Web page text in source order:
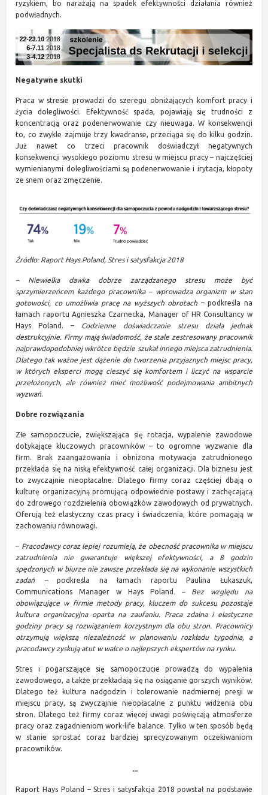
ryzykiem, bo narażają na spadek efektywności działania również
podwładnych.
Negatywne skutki
Praca w stresie prowadzi do szeregu obniżających komfort pracy i
życia dolegliwości. Efektywność spada, pojawiają się trudności z
koncentracją oraz podenerwowanie czy nieuwaga. W konsekwencji
to, co zwykle zajmuje trzy kwadranse, przeciąga się do kilku godzin.
Już nawet co trzeci pracownik doświadczył negatywnych
konsekwencji wysokiego poziomu stresu w miejscu pracy – najczęściej
wymienianymi dolegliwościami są podenerwowanie i irytacja, kłopoty
ze snem oraz zmęczenie.
Źródło: Raport Hays Poland, Stres i satysfakcja 2018
– Niewielka dawka dobrze zarządzanego stresu może być
sprzymierzeńcem każdego pracownika – wprowadza organizm w stan
gotowości, co umożliwia pracę na wyższych obrotach – podkreśla na
łamach raportu Agnieszka Czarnecka, Manager of HR Consultancy w
Hays Poland. – Codzienne doświadczanie stresu działa jednak
destrukcyjnie. Firmy mają świadomość, że stale zestresowany pracownik
najprawdopodobniej wkrótce będzie szukał innego miejsca zatrudnienia.
Dlatego tak ważne jest dążenie do tworzenia przyjaznych miejsc pracy,
w których eksperci mogą cieszyć się komfortem i liczyć na wsparcie
przełożonych, ale również mieć możliwość podejmowania ambitnych
wyzwań.
Dobre rozwiązania
Złe samopoczucie, zwiększająca się rotacja, wypalenie zawodowe
dotykające kluczowych pracowników – to ogromne wyzwanie dla
firm. Brak zaangażowania i obniżona motywacja zatrudnionego
przekłada się na niską efektywność całej organizacji. Dla biznesu jest
to zwyczajnie nieopłacalne. Dlatego firmy coraz częściej dbają o
kulturę organizacyjną promującą odpowiednie postawy i zachęcającą
do zdrowego rozdzielenia obowiązków zawodowych od prywatnych.
Oferują też elastyczny czas pracy i świadczenia, które pomagają w
zachowaniu równowagi.
– Pracodawcy coraz lepiej rozumieją, że obecność pracownika w miejscu
zatrudnienia nie gwarantuje większej efektywności, a 8 godzin
spędzonych w biurze nie zawsze przekłada się na wykonanie wszystkich
zadań –podkreśla na łamach raportu Paulina Łukaszuk,
Communications Manager w Hays Poland . – Bez względu na
obowiązujące w firmie metody pracy, kluczem do sukcesu pozostaje
kultura organizacyjna oparta na zaufaniu. Praca zdalna i elastyczne
godziny pracy są rozwiązaniem korzystnym dla obu stron. Pracownicy
otrzymują większą niezależność w planowaniu rozkładu tygodnia, a
pracodawcy zyskują atut w walce o najlepszych ekspertów na rynku.
Stres i pogarszające się samopoczucie prowadzą do wypalenia
zawodowego, a także przekładają się na osiąganie gorszych wyników.
Dlatego też kultura nadgodzin i tolerowanie nadmiernej presji w
miejscu pracy, są zwyczajnie nieopłacalne z punktu widzenia obu
stron. Dlatego też firmy coraz więcej uwagi poświęcają atmosferze
pracy oraz zagadnieniom work-life balance. Tylko w ten sposób będą
w stanie sprostać coraz bardziej sprecyzowanym oczekiwaniom
pracowników.
...
Raport Hays Poland – Stres i satysfakcja 2018 powstał na podstawie